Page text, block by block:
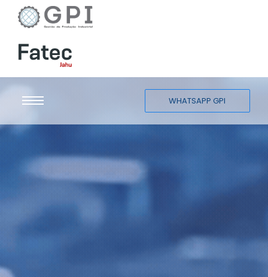
WHATSAPP GPI